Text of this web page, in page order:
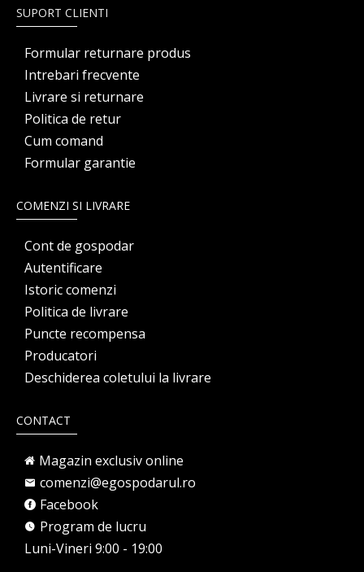
SUPORT CLIENTI
Formular returnare produs
Intrebari frecvente
Livrare si returnare
Politica de retur
Cum comand
Formular garantie
COMENZI SI LIVRARE
Cont de gospodar
Autentificare
Istoric comenzi
Politica de livrare
Puncte recompensa
Producatori
Deschiderea coletului la livrare
CONTACT
Magazin exclusiv online
comenzi@egospodarul.ro
Facebook
Program de lucru
Luni-Vineri 9:00 - 19:00